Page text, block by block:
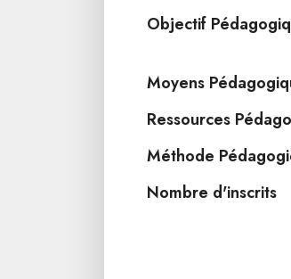
Objectif
Moyens
Ressources
Méthode
Nombre d'inscrits